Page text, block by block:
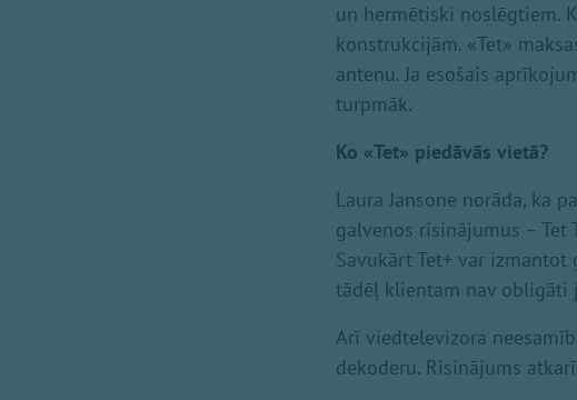
un hermētiski noslēgtiem.
konstrukcijām. «Tet»
antenu. Ja esošais
turpmāk.
Ko «Tet» piedāvās vietā?
Laura Jansone norāda, ka
galvenos risinājumus – Tet
Savukārt Tet+ var
tādēļ klientam nav obligāti
Arī viedtelevizora
dekoderu. Risinājums